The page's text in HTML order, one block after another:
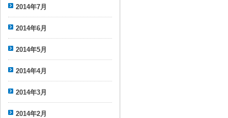
2014年7月
2014年6月
2014年5月
2014年4月
2014年3月
2014年2月